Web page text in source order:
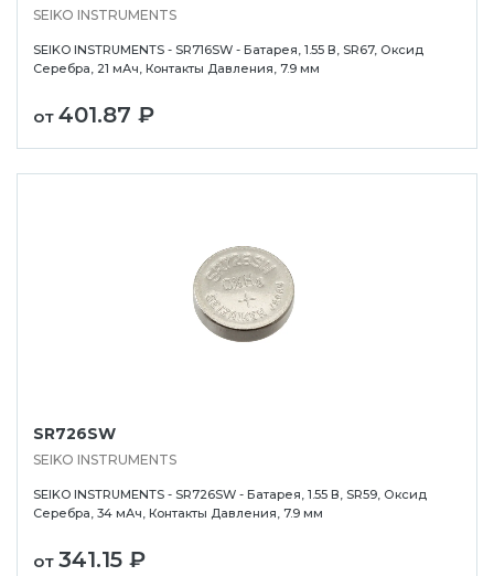
SEIKO INSTRUMENTS
SEIKO INSTRUMENTS - SR716SW - Батарея, 1.55 В, SR67, Оксид
Серебра, 21 мАч, Контакты Давления, 7.9 мм
от 401.87 ₽
SR726SW
SEIKO INSTRUMENTS
SEIKO INSTRUMENTS - SR726SW - Батарея, 1.55 В, SR59, Оксид
Серебра, 34 мАч, Контакты Давления, 7.9 мм
от 341.15 ₽